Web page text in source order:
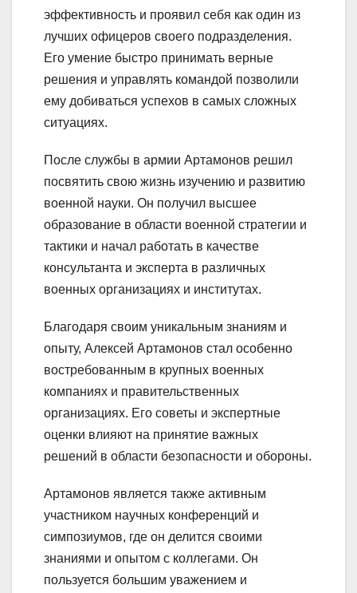
эффективность и проявил себя как один из
лучших офицеров своего подразделения.
Его умение быстро принимать верные
решения и управлять командой позволили
ему добиваться успехов в самых сложных
ситуациях.
После службы в армии Артамонов решил
посвятить свою жизнь изучению и развитию
военной науки. Он получил высшее
образование в области военной стратегии и
тактики и начал работать в качестве
консультанта и эксперта в различных
военных организациях и институтах.
Благодаря своим уникальным знаниям и
опыту, Алексей Артамонов стал особенно
востребованным в крупных военных
компаниях и правительственных
организациях. Его советы и экспертные
оценки влияют на принятие важных
решений в области безопасности и обороны.
Артамонов является также активным
участником научных конференций и
симпозиумов, где он делится своими
знаниями и опытом с коллегами. Он
пользуется большим уважением и